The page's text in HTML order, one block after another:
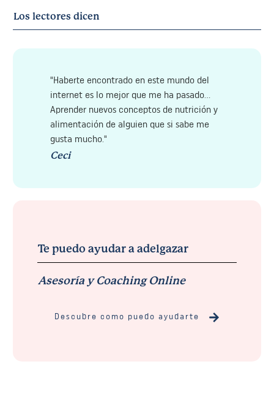
Los lectores dicen
"Haberte encontrado en este mundo del
internet es lo mejor que me ha pasado...
Aprender nuevos conceptos de nutrición y
alimentación de alguien que si sabe me
gusta mucho."
Ceci
Te puedo ayudar a adelgazar
Asesoría y Coaching Online
Descubre como puedo ayudarte